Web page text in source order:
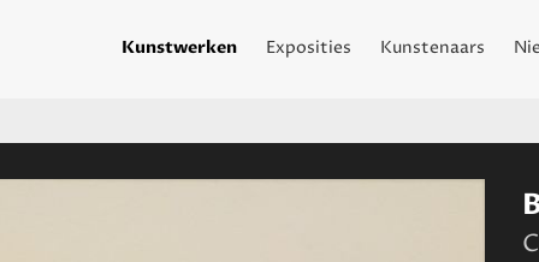
Kunstwerken Exposities Kunstenaars